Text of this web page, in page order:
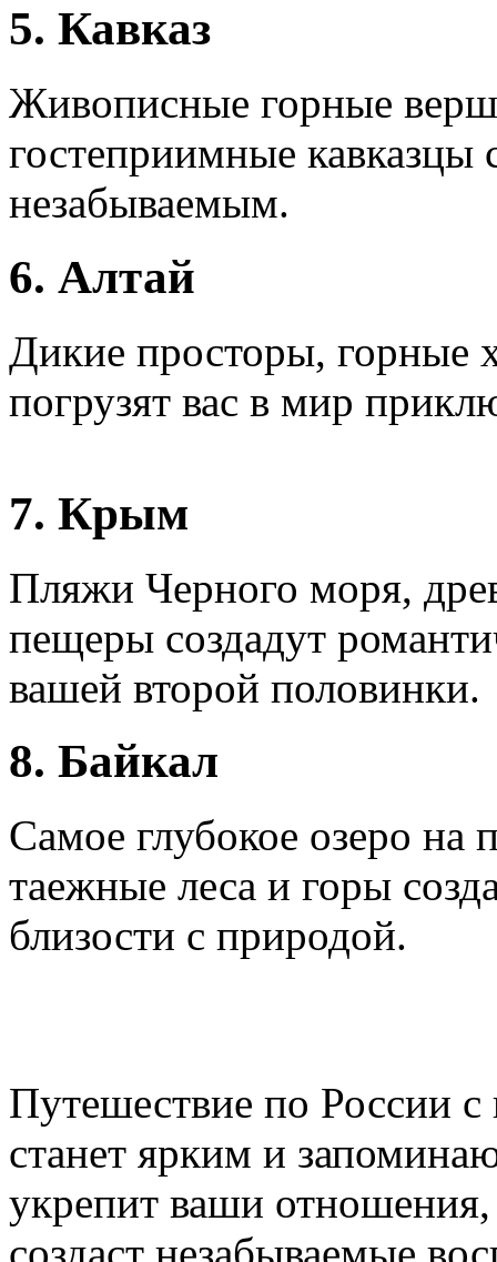
5. Кавказ
Живописные горные
гостеприимные кавказцы
незабываемым.
6. Алтай
Дикие просторы, горные
погрузят вас в мир
7. Крым
Пляжи Черного моря,
пещеры создадут
вашей второй половинки.
8. Байкал
Самое глубокое озеро на
таежные леса и горы
близости с природой.
Путешествие по России
станет ярким и
укрепит ваши